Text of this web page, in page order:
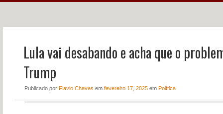
NOTÍCIAS PERFIL
Lula vai desabando e acha que o
Trump
Publicado por Flavio Chaves em fevereiro 17, 2025em Política